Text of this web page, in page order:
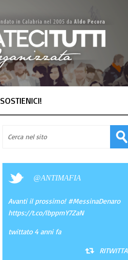
SOSTIENICI!
@ANTIMAFIA
Avanti il prossimo! #MessinaDenaro
https://t.co/lbppmY7ZaN
twittato 4 anni fa
RITWITTA